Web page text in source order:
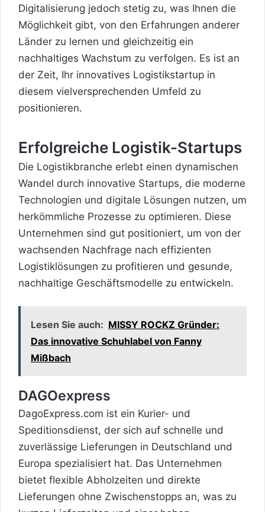
Digitalisierung jedoch stetig zu, was Ihnen die
Möglichkeit gibt, von den Erfahrungen anderer
Länder zu lernen und gleichzeitig ein
nachhaltiges Wachstum zu verfolgen. Es ist an
der Zeit, Ihr innovatives Logistikstartup in
diesem vielversprechenden Umfeld zu
positionieren.
Erfolgreiche Logistik-Startups
Die Logistikbranche erlebt einen dynamischen
Wandel durch innovative Startups, die moderne
Technologien und digitale Lösungen nutzen, um
herkömmliche Prozesse zu optimieren. Diese
Unternehmen sind gut positioniert, um von der
wachsenden Nachfrage nach effizienten
Logistiklösungen zu profitieren und gesunde,
nachhaltige Geschäftsmodelle zu entwickeln.
Lesen Sie auch: MISSY ROCKZ Gründer:
Das innovative Schuhlabel von Fanny
Mißbach
DAGOexpress
DagoExpress.com ist ein Kurier- und
Speditionsdienst, der sich auf schnelle und
zuverlässige Lieferungen in Deutschland und
Europa spezialisiert hat. Das Unternehmen
bietet flexible Abholzeiten und direkte
Lieferungen ohne Zwischenstopps an, was zu